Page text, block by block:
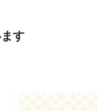
す